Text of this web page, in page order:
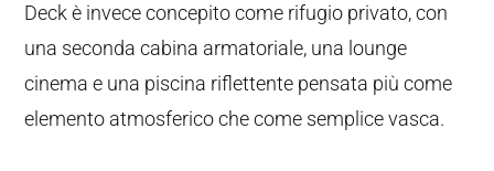
Deck è invece concepito come rifugio privato, con
una seconda cabina armatoriale, una lounge
cinema e una piscina riflettente pensata più come
elemento atmosferico che come semplice vasca.